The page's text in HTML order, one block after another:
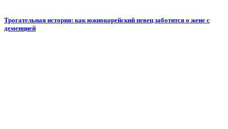
Трогательная история: как южнокорейский певец заботится о жене с
деменцией